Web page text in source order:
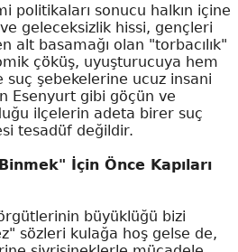
politikaları sonucu halkın içine
geleceksizlik hissi, gençleri
alt basamağı olan "torbacılık"
çöküş, uyuşturucuya hem
suç şebekelerine ucuz insani
Esenyurt gibi göçün ve
ilçelerin adeta birer suç
tesadüf değildir.
İçin Önce Kapıları
büyüklüğü bizi
sözleri kulağa hoş gelse de,